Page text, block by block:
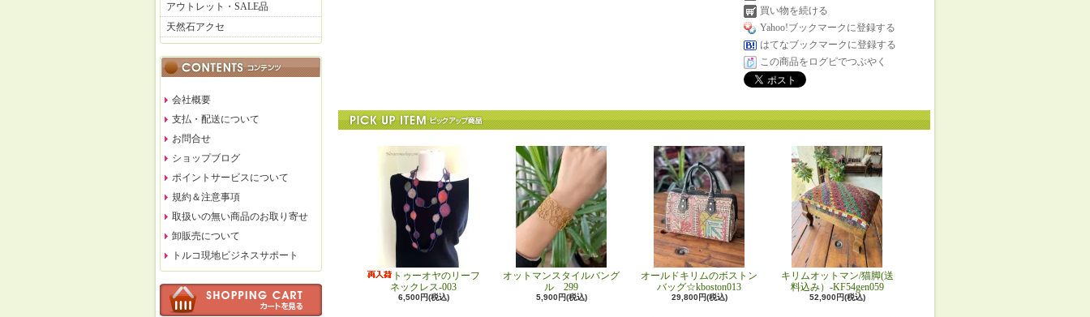
アウトレット・SALE品
天然石アクセ
会社概要
支払・配送について
お問合せ
ショップブログ
ポイントサービスについて
規約＆注意事項
取扱いの無い商品のお取り寄せ
卸販売について
トルコ現地ビジネスサポート
買い物を続ける
Yahoo!ブックマークに登録する
はてなブックマークに登録する
この商品をログピでつぶやく
トゥーオヤのリーフ
ネックレス-003
6,500円(税込)
オットマンスタイルバング
ル 299
5,900円(税込)
オールドキリムのボストン
バッグ☆kboston013
29,800円(税込)
キリムオットマン/猫脚(送
料込み）-KF54gen059
52,900円(税込)